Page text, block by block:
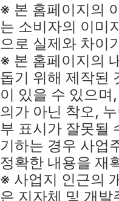
※ 본 홈페이지의
는 소비자의 이미
으로 실제와 차이
※ 본 홈페이지의
돕기 위해 제작된
이 있을 수 있으
의가 아닌 착오,
부 표시가 잘못될
기하는 경우 사업
정확한 내용을 재
※ 사업지 인근의
은 지자체 및 개발